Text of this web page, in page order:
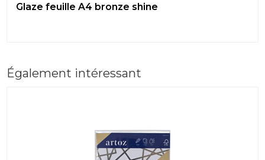
Glaze feuille A4 bronze shine
Également intéressant